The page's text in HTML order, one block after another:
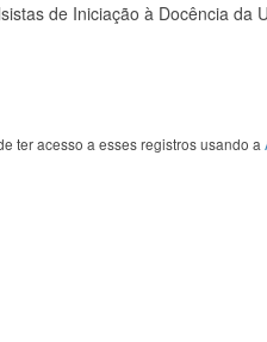
de Iniciação à Docência da
ter acesso a esses registros usando a